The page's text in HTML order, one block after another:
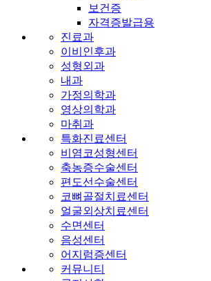
보건증
자격증발급용
진료과
이비인후과
성형외과
내과
가정의학과
영상의학과
마취과
특화진료센터
비염코성형센터
축농증수술센터
편도선수술센터
코뼈골절치료센터
얼굴외상치료센터
수면센터
음성센터
어지럼증센터
커뮤니티